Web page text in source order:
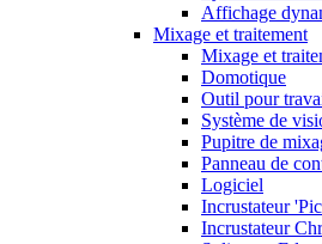
Affichage
Mixage et traitement
Mixage et
Domotique
Outil pour
Système de
Pupitre de
Panneau de
Logiciel
Incrustateur
Incrustateur